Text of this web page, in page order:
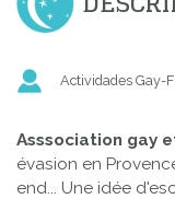
Actividades Gay-
Asssociation gay
évasion en
end... Une idée